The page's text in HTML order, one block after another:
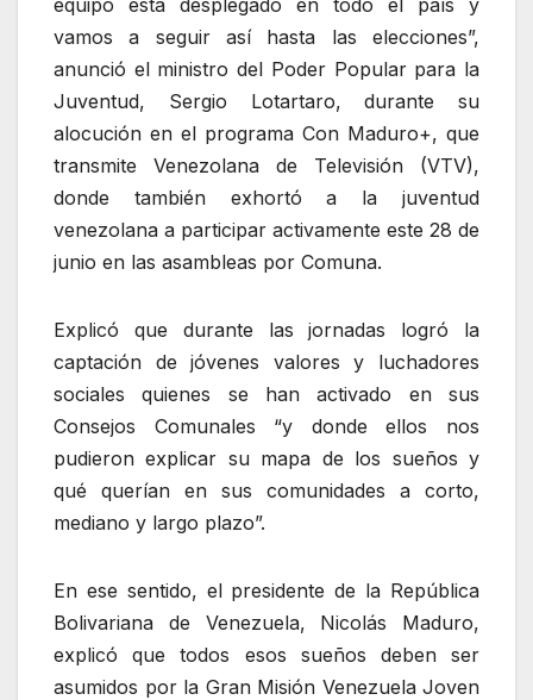
vamos a seguir así hasta las elecciones”,
anunció el ministro del Poder Popular para la
Juventud, Sergio Lotartaro, durante su
alocución en el programa Con Maduro+, que
transmite Venezolana de Televisión (VTV),
donde también exhortó a la juventud
venezolana a participar activamente este 28 de
junio en las asambleas por Comuna.
Explicó que durante las jornadas logró la
captación de jóvenes valores y luchadores
sociales quienes se han activado en sus
Consejos Comunales “y donde ellos nos
pudieron explicar su mapa de los sueños y
qué querían en sus comunidades a corto,
mediano y largo plazo”.
En ese sentido, el presidente de la República
Bolivariana de Venezuela, Nicolás Maduro,
explicó que todos esos sueños deben ser
asumidos por la Gran Misión Venezuela Joven